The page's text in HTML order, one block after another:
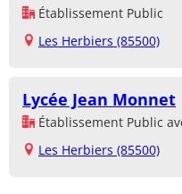
Établissement Public
Les Herbiers (85500)
Lycée Jean Monnet
Établissement Public
Les Herbiers (85500)